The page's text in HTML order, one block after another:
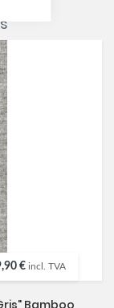
€ incl. TVA